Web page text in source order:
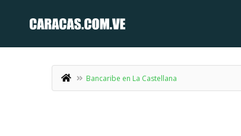
Bancaribe en La Castellana